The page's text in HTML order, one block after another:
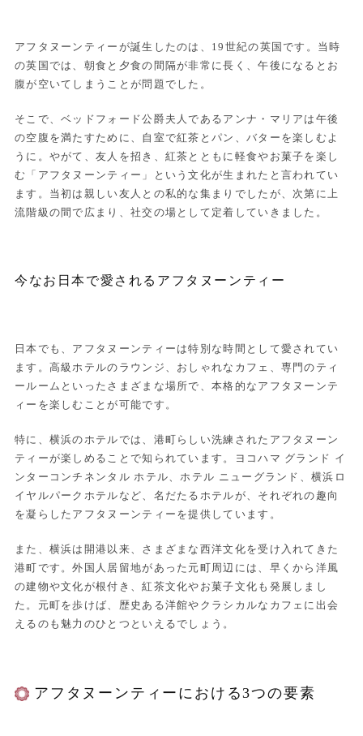
アフタヌーンティーが誕生したのは、19世紀の英国です。当時
の英国では、朝食と夕食の間隔が非常に長く、午後になるとお
腹が空いてしまうことが問題でした。
そこで、ベッドフォード公爵夫人であるアンナ・マリアは午後
の空腹を満たすために、自室で紅茶とパン、バターを楽しむよ
うに。やがて、友人を招き、紅茶とともに軽食やお菓子を楽し
む「アフタヌーンティー」という文化が生まれたと言われてい
ます。当初は親しい友人との私的な集まりでしたが、次第に上
流階級の間で広まり、社交の場として定着していきました。
今なお日本で愛されるアフタヌーンティー
日本でも、アフタヌーンティーは特別な時間として愛されてい
ます。高級ホテルのラウンジ、おしゃれなカフェ、専門のティ
ールームといったさまざまな場所で、本格的なアフタヌーンテ
ィーを楽しむことが可能です。
特に、横浜のホテルでは、港町らしい洗練されたアフタヌーン
ティーが楽しめることで知られています。ヨコハマ グランド イ
ンターコンチネンタル ホテル、ホテル ニューグランド、横浜ロ
イヤルパークホテルなど、名だたるホテルが、それぞれの趣向
を凝らしたアフタヌーンティーを提供しています。
また、横浜は開港以来、さまざまな西洋文化を受け入れてきた
港町です。外国人居留地があった元町周辺には、早くから洋風
の建物や文化が根付き、紅茶文化やお菓子文化も発展しまし
た。元町を歩けば、歴史ある洋館やクラシカルなカフェに出会
えるのも魅力のひとつといえるでしょう。
アフタヌーンティーにおける3つの要素